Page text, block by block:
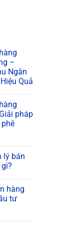
–
Ngân
Quả
pháp
lý bán
hàng
tư